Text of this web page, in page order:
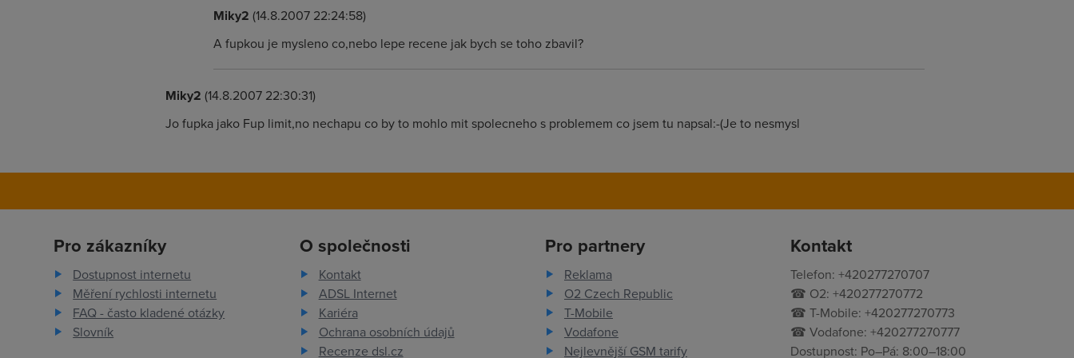
Miky2 (14.8.2007 22:24:58)
A fupkou je mysleno co,nebo lepe recene jak bych se toho zbavil?
Miky2 (14.8.2007 22:30:31)
Jo fupka jako Fup limit,no nechapu co by to mohlo mit spolecneho s problemem co jsem tu napsal:-(Je to nesmysl
Pro zákazníky
Dostupnost internetu
Měření rychlosti internetu
FAQ - často kladené otázky
Slovník
O společnosti
Kontakt
ADSL Internet
Kariéra
Ochrana osobních údajů
Recenze dsl.cz
Pro partnery
Reklama
O2 Czech Republic
T-Mobile
Vodafone
Nejlevnější GSM tarify
Kontakt
Telefon: +420277270707
☎ O2: +420277270772
☎ T-Mobile: +420277270773
☎ Vodafone: +420277270777
Dostupnost: Po–Pá: 8:00–18:00